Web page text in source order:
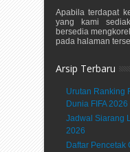
Apabila terdapat
yang kami
bersedia
pada halaman
Arsip Terbaru
Urutan Ranking
Dunia FIFA 2026
Jadwal Siarang
2026
Daftar Pencetak